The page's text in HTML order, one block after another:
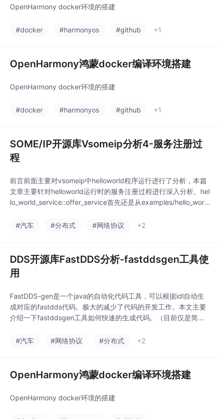
OpenHarmony docker环境的搭建
#docker #harmonyos #github +1
OpenHarmony鸿蒙docker编译环境搭建
OpenHarmony docker环境的搭建
#docker #harmonyos #github +1
SOME/IP开源库Vsomeip分析4-服务注册过
程
前言前面主要对vsomeip中helloworld程序运行进行了分析，本篇
文章主要针对helloworld运行时的服务注册过程进行深入分析。hel
lo_world_service::offer_service首先还是从examples/hello_worl
p::state_type_e _s
#汽车 #分布式 #网络协议 +2
DDS开源库FastDDS分析-fastddsgen工具使
用
FastDDS-gen是一个java的自动化代码工具，可以根据idl自动生
成对应的fastdds代码。极大的减少了代码的开发工作。本文主要
介绍一下fastddsgen工具如何快速的生成代码。（目前仅是简单
#汽车
#网络协议 #分布式 +2
OpenHarmony鸿蒙docker编译环境搭建
OpenHarmony docker环境的搭建